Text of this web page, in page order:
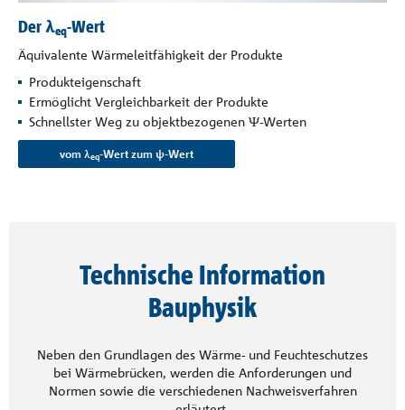
Der λeq-Wert
Äquivalente Wärmeleitfähigkeit der Produkte
Produkteigenschaft
Ermöglicht Vergleichbarkeit der Produkte
Schnellster Weg zu objektbezogenen Ψ-Werten
vom λeq-Wert zum ψ-Wert
Technische Information
Bauphysik
Neben den Grundlagen des Wärme- und Feuchteschutzes
bei Wärmebrücken, werden die Anforderungen und
Normen sowie die verschiedenen Nachweisverfahren